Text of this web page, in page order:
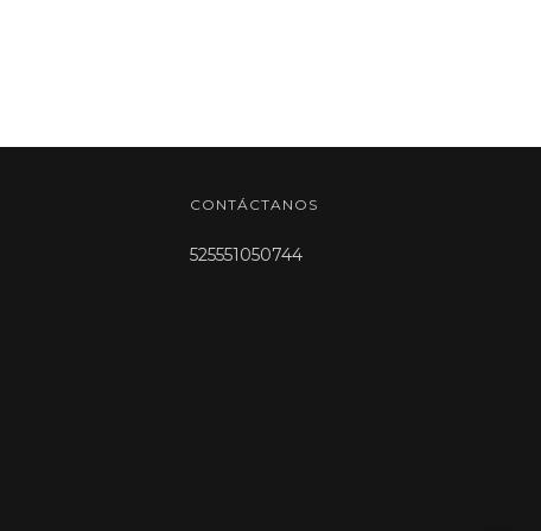
CONTÁCTANOS
525551050744